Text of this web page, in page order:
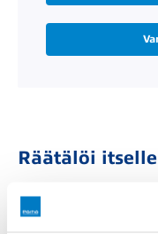
Räätälöi
Rahoitusaika (kk)